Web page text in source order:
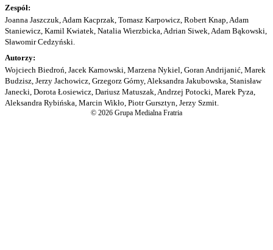
Zespół:
Joanna Jaszczuk, Adam Kacprzak, Tomasz Karpowicz, Robert Knap, Adam
Staniewicz, Kamil Kwiatek, Natalia Wierzbicka, Adrian Siwek, Adam Bąkowski,
Sławomir Cedzyński.
Autorzy:
Wojciech Biedroń, Jacek Karnowski, Marzena Nykiel, Goran Andrijanić, Marek
Budzisz, Jerzy Jachowicz, Grzegorz Górny, Aleksandra Jakubowska, Stanisław
Janecki, Dorota Łosiewicz, Dariusz Matuszak, Andrzej Potocki, Marek Pyza,
Aleksandra Rybińska, Marcin Wikło, Piotr Gursztyn, Jerzy Szmit.
© 2026 Grupa Medialna Fratria